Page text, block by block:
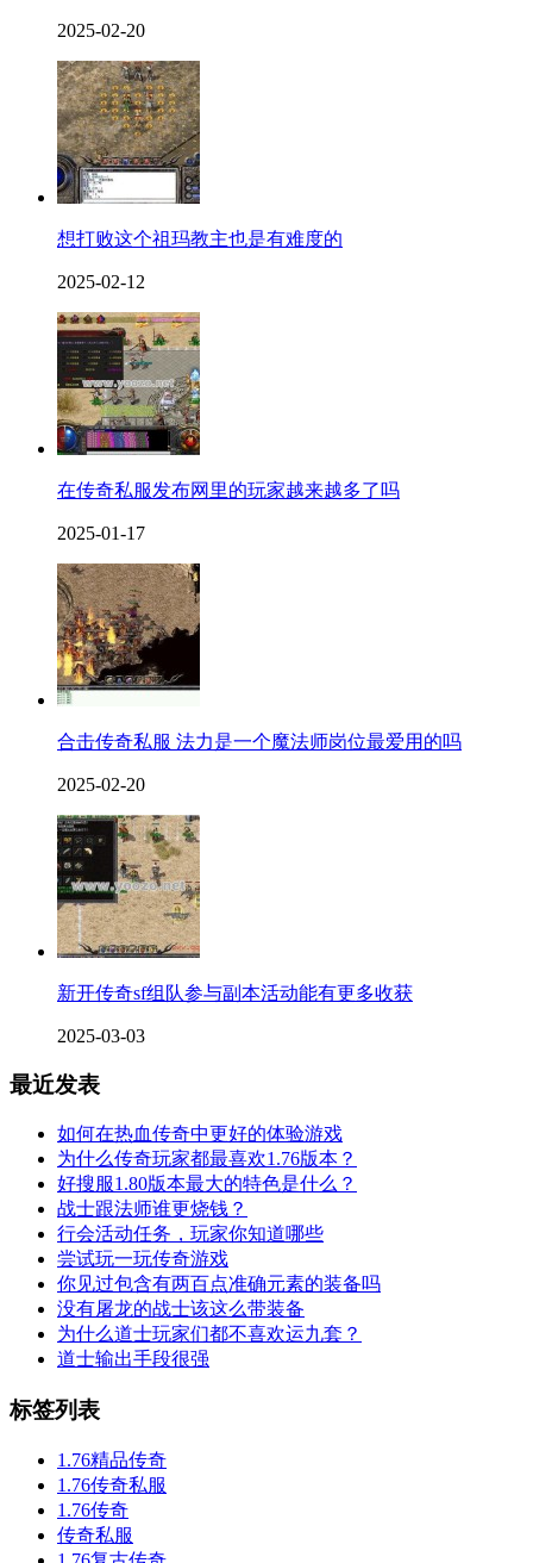
2025-02-20
想打败这个祖玛教主也是有难度的
2025-02-12
在传奇私服发布网里的玩家越来越多了吗
2025-01-17
合击传奇私服 法力是一个魔法师岗位最爱用的吗
2025-02-20
新开传奇sf组队参与副本活动能有更多收获
2025-03-03
最近发表
如何在热血传奇中更好的体验游戏
为什么传奇玩家都最喜欢1.76版本？
好搜服1.80版本最大的特色是什么？
战士跟法师谁更烧钱？
行会活动任务，玩家你知道哪些
尝试玩一玩传奇游戏
你见过包含有两百点准确元素的装备吗
没有屠龙的战士该这么带装备
为什么道士玩家们都不喜欢运九套？
道士输出手段很强
标签列表
1.76精品传奇
1.76传奇私服
1.76传奇
传奇私服